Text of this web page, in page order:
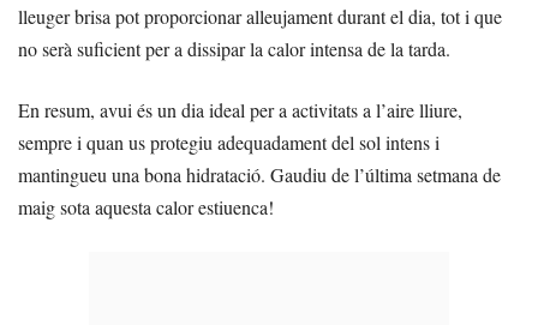
lleuger brisa pot proporcionar alleujament durant el dia, tot i que
no serà suficient per a dissipar la calor intensa de la tarda.
En resum, avui és un dia ideal per a activitats a l’aire lliure,
sempre i quan us protegiu adequadament del sol intens i
mantingueu una bona hidratació. Gaudiu de l’última setmana de
maig sota aquesta calor estiuenca!